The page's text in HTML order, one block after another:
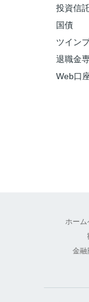
投資信託
国債
ツイン
退職金
Web口
ホーム
金融